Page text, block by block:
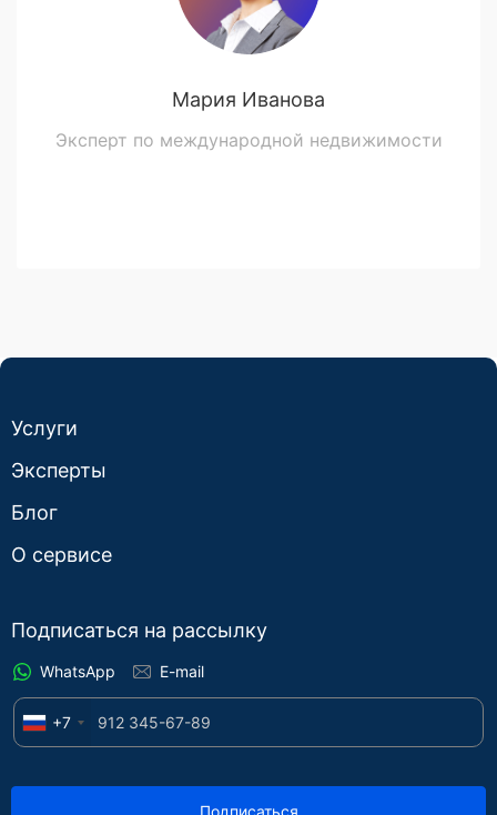
Мария Иванова
Эксперт по международной недвижимости
Услуги
Эксперты
Блог
О сервисе
Подписаться на рассылку
WhatsApp E-mail
+7
Подписаться